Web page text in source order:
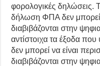
φορολογικές δηλώσεις.
δήλωση ΦΠΑ δεν μπορεί
διαβιβάζονται στην
αντίστοιχα τα έξοδα
δεν μπορεί να είναι
διαβιβάζονται στην